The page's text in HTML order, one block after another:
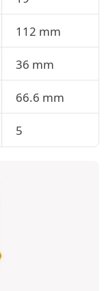
112 mm
36 mm
66.6 mm
5